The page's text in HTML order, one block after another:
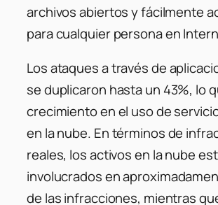
archivos abiertos y fácilmente
para cualquier persona en
Los ataques a través de
se duplicaron hasta un 43%, lo
crecimiento en el uso de
en la nube. En términos de
reales, los activos en la nube
involucrados en
de las infracciones, mientras